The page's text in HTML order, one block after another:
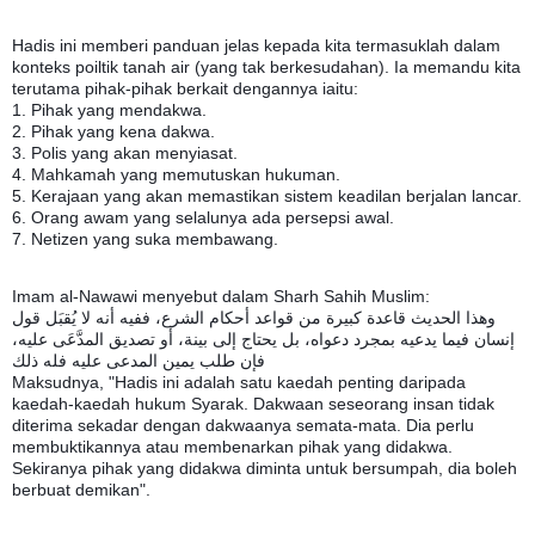
Hadis ini memberi panduan jelas kepada kita termasuklah dalam
konteks poiltik tanah air (yang tak berkesudahan). Ia memandu kita
terutama pihak-pihak berkait dengannya iaitu:
1. Pihak yang mendakwa.
2. Pihak yang kena dakwa.
3. Polis yang akan menyiasat.
4. Mahkamah yang memutuskan hukuman.
5. Kerajaan yang akan memastikan sistem keadilan berjalan lancar.
6. Orang awam yang selalunya ada persepsi awal.
7. Netizen yang suka membawang.
Imam al-Nawawi menyebut dalam Sharh Sahih Muslim:
وهذا الحديث قاعدة كبيرة من قواعد أحكام الشرع، ففيه أنه لا يُقبَل قول
إنسان فيما يدعيه بمجرد دعواه، بل يحتاج إلى بينة، أو تصديق المدَّعَى عليه،
فإن طلب يمين المدعى عليه فله ذلك
Maksudnya, "Hadis ini adalah satu kaedah penting daripada
kaedah-kaedah hukum Syarak. Dakwaan seseorang insan tidak
diterima sekadar dengan dakwaanya semata-mata. Dia perlu
membuktikannya atau membenarkan pihak yang didakwa.
Sekiranya pihak yang didakwa diminta untuk bersumpah, dia boleh
berbuat demikan".